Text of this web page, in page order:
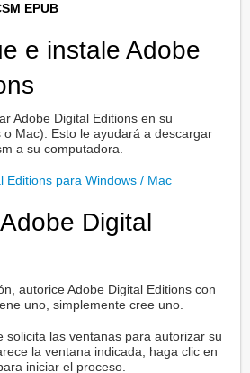
EPUB
e instale Adobe
Adobe Digital Editions en su
Mac). Esto le ayudará a descargar
a su computadora.
Editions para Windows / Mac
Digital
autorice Adobe Digital Editions con
uno, simplemente cree uno.
solicita las ventanas para autorizar su
la ventana indicada, haga clic en
iniciar el proceso.